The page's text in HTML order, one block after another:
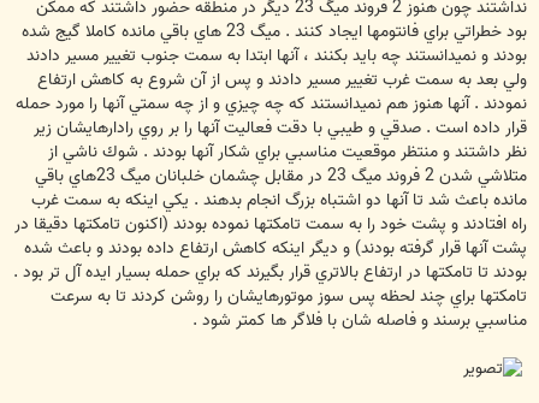
نداشتند چون هنوز 2 فروند ميگ 23 ديگر در منطقه حضور داشتند كه ممكن
بود خطراتي براي فانتومها ايجاد كنند . ميگ 23 هاي باقي مانده كاملا گيج شده
بودند و نميدانستند چه بايد بكنند ، آنها ابتدا به سمت جنوب تغيير مسير دادند
ولي بعد به سمت غرب تغيير مسير دادند و پس از آن شروع به كاهش ارتفاع
نمودند . آنها هنوز هم نميدانستند كه چه چيزي و از چه سمتي آنها را مورد حمله
قرار داده است . صدقي و طيبي با دقت فعاليت آنها را بر روي رادارهايشان زير
نظر داشتند و منتظر موقعيت مناسبي براي شكار آنها بودند . شوك ناشي از
متلاشي شدن 2 فروند ميگ 23 در مقابل چشمان خلبانان ميگ 23هاي باقي
مانده باعث شد تا آنها دو اشتباه بزرگ انجام بدهند . يكي اينكه به سمت غرب
راه افتادند و پشت خود را به سمت تامكتها نموده بودند (اكنون تامكتها دقيقا در
پشت آنها قرار گرفته بودند) و ديگر اينكه كاهش ارتفاع داده بودند و باعث شده
بودند تا تامكتها در ارتفاع بالاتري قرار بگيرند كه براي حمله بسيار ايده آل تر بود .
تامكتها براي چند لحظه پس سوز موتورهايشان را روشن كردند تا به سرعت
مناسبي برسند و فاصله شان با فلاگر ها كمتر شود .